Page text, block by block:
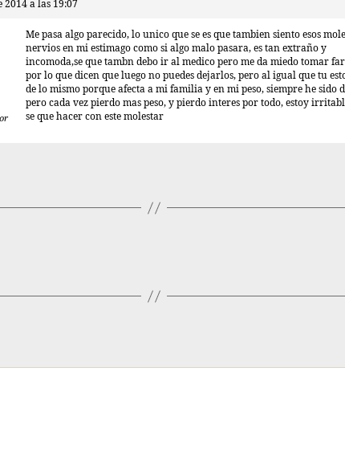
2014 a las 19:07
Me pasa algo parecido, lo unico que se es que tambien siento esos
nervios en mi estimago como si algo malo pasara, es tan extraño y
incomoda,se que tambn debo ir al medico pero me da miedo tomar
por lo que dicen que luego no puedes dejarlos, pero al igual que tu
de lo mismo porque afecta a mi familia y en mi peso, siempre he sido
pero cada vez pierdo mas peso, y pierdo interes por todo, estoy
se que hacer con este molestar